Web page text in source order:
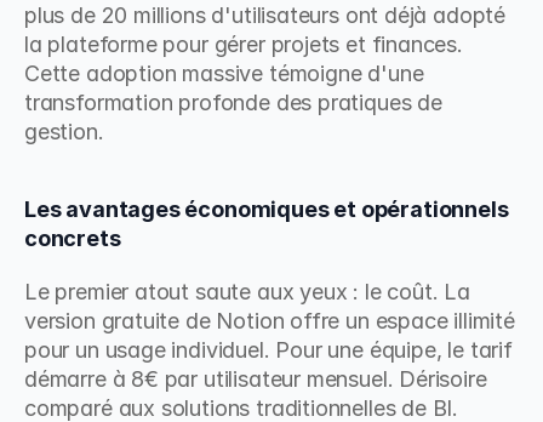
plus de 20 millions d'utilisateurs ont déjà adopté
la plateforme pour gérer projets et finances.
Cette adoption massive témoigne d'une
transformation profonde des pratiques de
gestion.
Les avantages économiques et opérationnels
concrets
Le premier atout saute aux yeux : le coût. La
version gratuite de Notion offre un espace illimité
pour un usage individuel. Pour une équipe, le tarif
démarre à 8€ par utilisateur mensuel. Dérisoire
comparé aux solutions traditionnelles de BI.